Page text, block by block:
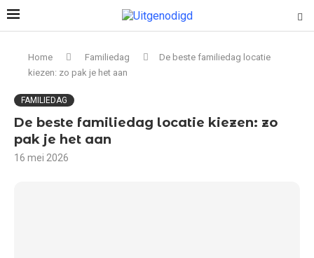
Home Familiedag
De beste familiedag locatie
kiezen: zo pak je het aan
FAMILIEDAG
De beste familiedag locatie kiezen: zo
pak je het aan
16 mei 2026